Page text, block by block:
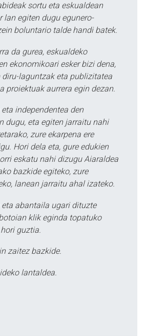
sortu eta eskualdean
lan egiten dugu egunero-
boluntario talde handi batek.
da gurea, eskualdeko
ekonomikoari esker bizi dena,
laguntzak eta publizitatea
proiektuak aurrera egin dezan.
independentea den
dugu, eta egiten jarraitu nahi
zure ekarpena ere
Hori dela eta, gure edukien
eskatu nahi dizugu Aiaraldea
bazkide egiteko, zure
lanean jarraitu ahal izateko.
eta abantaila ugari dituzte
klik eginda topatuko
guztia.
zaitez bazkide.
lantaldea.